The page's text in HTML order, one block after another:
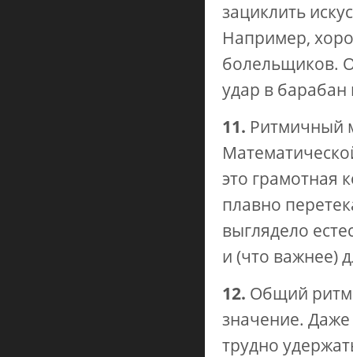
зациклить
Например,
болельщиков.
удар в
11. Ритмичный
это грамотная
плавно
выглядело
и (что важнее)
12. Общий ритм
значение.
трудно